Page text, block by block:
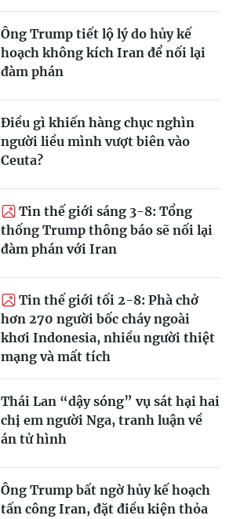
Ông Trump tiết lộ lý do hủy kế
hoạch không kích Iran để nối lại
đàm phán
Điều gì khiến hàng chục nghìn
người liều mình vượt biên vào
Ceuta?
Tin thế giới sáng 3-8: Tổng
thống Trump thông báo sẽ nối lại
đàm phán với Iran
Tin thế giới tối 2-8: Phà chở
hơn 270 người bốc cháy ngoài
khơi Indonesia, nhiều người thiệt
mạng và mất tích
Thái Lan “dậy sóng” vụ sát hại hai
chị em người Nga, tranh luận về
án tử hình
Ông Trump bất ngờ hủy kế hoạch
tấn công Iran, đặt điều kiện thỏa